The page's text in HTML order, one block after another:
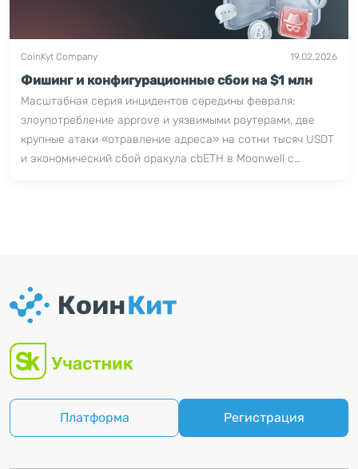
CoinKyt Company 19.02.2026
Фишинг и конфигурационные сбои на $1 млн
Масштабная серия инцидентов середины февраля:
злоупотребление approve и уязвимыми роутерами, две
крупные атаки «отравление адреса» на сотни тысяч USDT
и экономический сбой оракула cbETH в Moonwell с
Платформа Регистрация